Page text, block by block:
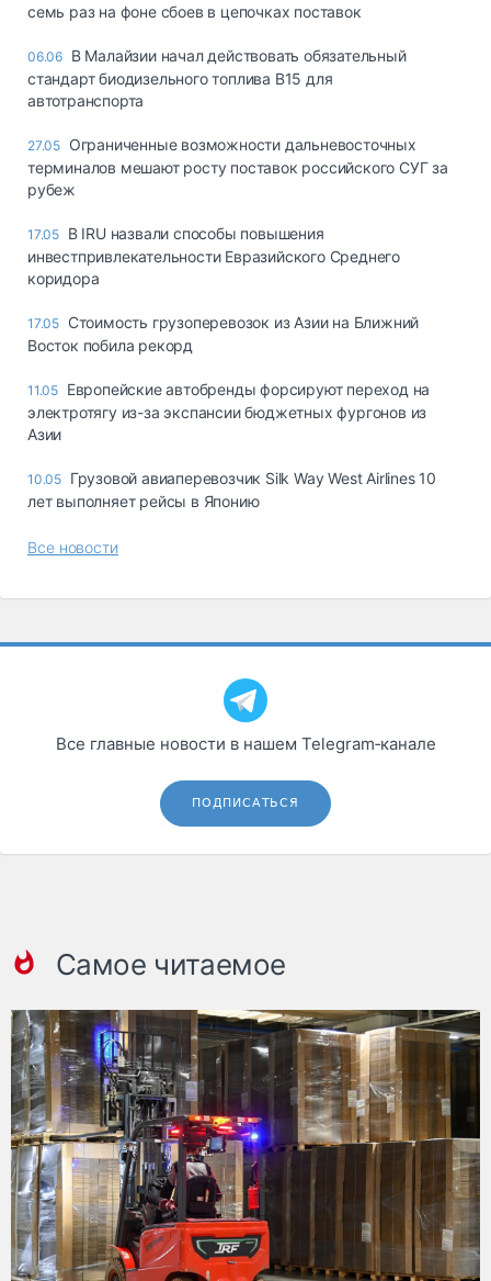
семь раз на фоне сбоев в цепочках поставок
06.06 В Малайзии начал действовать обязательный
стандарт биодизельного топлива B15 для
автотранспорта
27.05 Ограниченные возможности дальневосточных
терминалов мешают росту поставок российского СУГ за
рубеж
17.05 В IRU назвали способы повышения
инвестпривлекательности Евразийского Среднего
коридора
17.05 Cтоимость грузоперевозок из Азии на Ближний
Восток побила рекорд
11.05 Европейские автобренды форсируют переход на
электротягу из-за экспансии бюджетных фургонов из
Азии
10.05 Грузовой авиаперевозчик Silk Way West Airlines 10
лет выполняет рейсы в Японию
Все новости
Все главные новости в нашем Telegram‑канале
ПОДПИСАТЬСЯ
Самое читаемое